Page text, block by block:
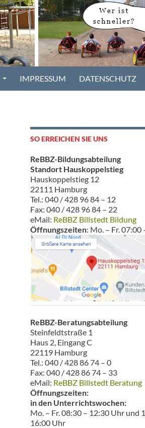
IMPRESSUM DATENSCHUTZ
SO ERREICHEN SIE UNS
ReBBZ-Bildungsabteilung
Standort Hauskoppelstieg
Hauskoppelstieg 12
22111 Hamburg
Tel.: 040 / 428 96 84 – 12
Fax: 040 / 428 96 84 – 22
eMail: ReBBZ Billstedt Bildung
Öffnungszeiten: Mo. – Fr.
ReBBZ-Beratungsabteilung
Steinfeldtstraße 1
Haus 2, Eingang C
22119 Hamburg
Tel.: 040 / 428 86 74 – 0
Fax: 040 / 428 86 74 – 33
eMail: ReBBZ Billstedt Beratung
Öffnungszeiten:
in den Unterrichtswochen:
Mo. – Fr. 08:30 – 12:30 Uhr und
16:00 Uhr